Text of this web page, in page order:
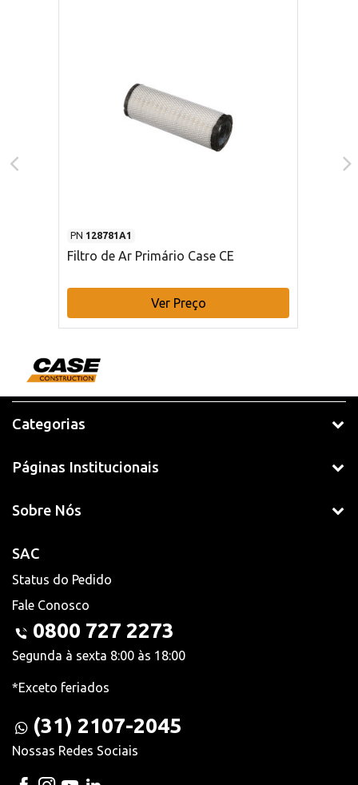
PN 128781A1
Filtro de Ar Primário Case CE
Ver Preço
Categorias
Páginas Institucionais
Sobre Nós
SAC
Status do Pedido
Fale Conosco
0800 727 2273
Segunda à sexta 8:00 às 18:00
*Exceto feriados
(31) 2107-2045
Nossas Redes Sociais